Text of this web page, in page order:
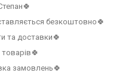
безкоштовно🍀
та доставки🍀
замовлень🍀